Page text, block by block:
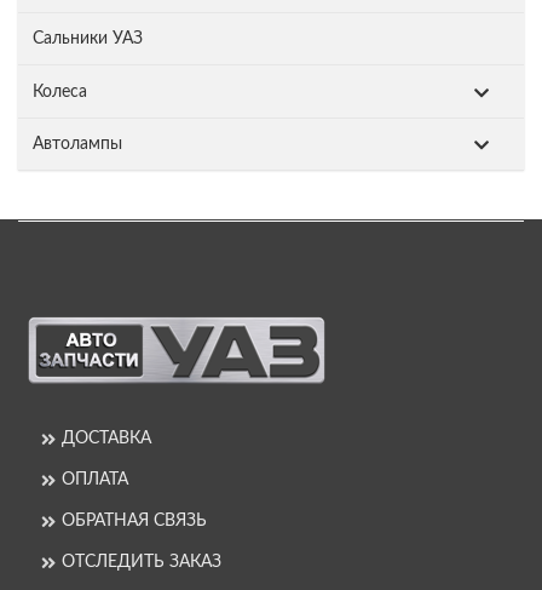
Сальники УАЗ
Колеса
Автолампы
ДОСТАВКА
ОПЛАТА
ОБРАТНАЯ СВЯЗЬ
ОТСЛЕДИТЬ ЗАКАЗ